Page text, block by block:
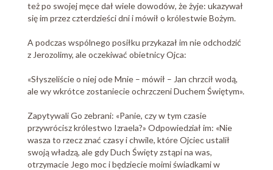
też po swojej męce dał wiele dowodów, że żyje: ukazywał
się im przez czterdzieści dni i mówił o królestwie Bożym.
A podczas wspólnego posiłku przykazał im nie odchodzić
z Jerozolimy, ale oczekiwać obietnicy Ojca:
«Słyszeliście o niej ode Mnie – mówił – Jan chrzcił wodą,
ale wy wkrótce zostaniecie ochrzczeni Duchem Świętym».
Zapytywali Go zebrani: «Panie, czy w tym czasie
przywrócisz królestwo Izraela?» Odpowiedział im: «Nie
wasza to rzecz znać czasy i chwile, które Ojciec ustalił
swoją władzą, ale gdy Duch Święty zstąpi na was,
otrzymacie Jego moc i będziecie moimi świadkami w